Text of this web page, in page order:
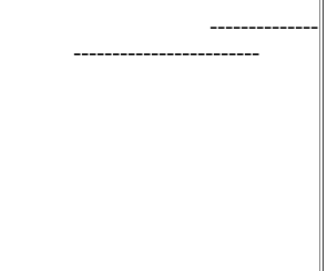
--------------
------------------------